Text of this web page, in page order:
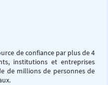
de confiance par plus de 4
institutions et entreprises
de millions de personnes de